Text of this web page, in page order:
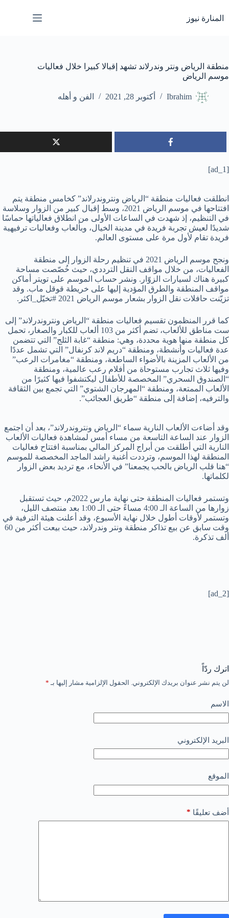
إلى
المحتوى
المنارة نيوز
منطقة الرياض ونتر وندرلاند تشهد إقبالا كبيرا خلال فعاليات
موسم الرياض
Ibrahim أكتوبر 28, 2021 الفن و أهله
[ad_1]
انطلقت فعاليات منطقة “الرياض ونتروندرلاند” كخامس منطقة يتم
افتتاحها في موسم الرياض 2021، وسط إقبال كبير من الزوار وسلاسة
في التنظيم، إذ شهدت في الساعات الأولى من انطلاق فعالياتها حماسًا
شديدًا لعيش تجربة فريدة في مدينة الخيال، وبألعاب وفعاليات ترفيهية
فريدة تقام لأول مرة على مستوى العالم.
ونجح موسم الرياض 2021 في تنظيم رحلة الزوار إلى منطقة
الفعاليات، من خلال مواقف النقل الترددي، حيث خُصّصت مساحة
كبيرة هناك لسيارات الزوّار. ونشر حساب الموسم على تويتر أماكن
مواقف المنطقة والطرق المؤدية إليها على خريطة قوقل ماب. وقد
تزيّنت حافلات نقل الزوار بشعار موسم الرياض 2021 #تخيّل_اكثر.
كما قرر المنظمون تقسيم فعاليات منطقة “الرياض ونتروندرلاند” إلى
ست مناطق للألعاب، تضم أكثر من 103 ألعاب للكبار والصغار، تحمل
كل منطقة منها هوية محددة، وهي: منطقة “غابة الثلج” التي تتضمن
عدة فعاليات وأنشطة، ومنطقة “دريم لاند كرنفال” التي تشمل عددًا
من الألعاب المزينة بالأضواء الساطعة، ومنطقة “مغامرات الرعب”
وفيها ثلاث تجارب مستوحاة من أفلام رعب عالمية، ومنطقة
“الصندوق السحري” المخصصة للأطفال ليكتشفوا فيها كثيرًا من
الألعاب الممتعة، ومنطقة “المهرجان الشتوي” التي تجمع بين الثقافة
والترفيه، إضافة إلى منطقة “طريق العجائب”.
وقد أضاءت الألعاب النارية سماء “الرياض ونتروندرلاند”، بعد أن اجتمع
الزوار عند الساعة التاسعة من مساء أمس لمشاهدة فعاليات الألعاب
النارية التي أطلقت من أبراج المركز المالي بمناسبة افتتاح فعاليات
المنطقة لهذا الموسم، وترددت أغنية راشد الماجد المخصصة للموسم
“هنا قلب الرياض بالحب يجمعنا” في الأنحاء، مع ترديد بعض الزوار
لكلماتها.
وتستمر فعاليات المنطقة حتى نهاية مارس 2022م، حيث تستقبل
زوارها من الساعة الـ 4:00 مساءً حتى الـ 1:00 بعد منتصف الليل،
وتستمر لأوقات أطول خلال نهاية الأسبوع، وقد أعلنت هيئة الترفية في
وقت سابق عن بيع تذاكر منطقة ونتر وندرلاند، حيث بيعت أكثر من 60
ألف تذكرة.
[ad_2]
اترك ردّاً
لن يتم نشر عنوان بريدك الإلكتروني. الحقول الإلزامية مشار إليها بـ *
الاسم
البريد الإلكتروني
الموقع
أضف تعليقًا *